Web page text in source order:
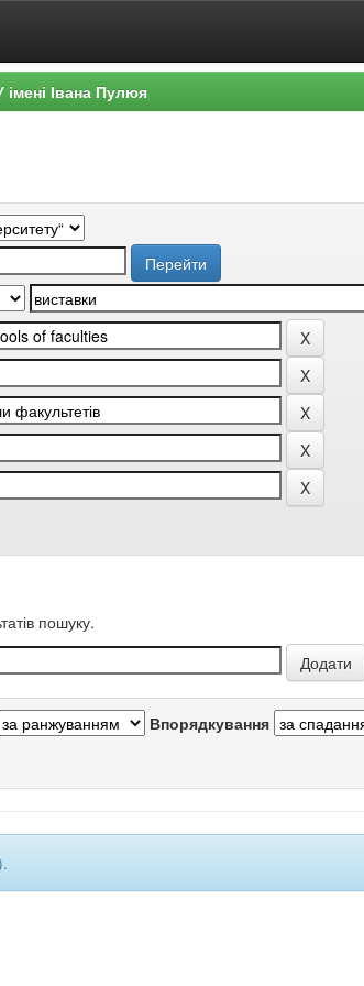
Івана Пулюя
пошуку.
Впорядкування